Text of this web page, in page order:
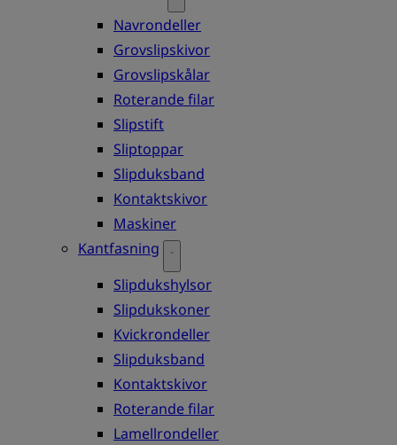
Navrondeller
Grovslipskivor
Grovslipskålar
Roterande filar
Slipstift
Sliptoppar
Slipduksband
Kontaktskivor
Maskiner
Kantfasning
Slipdukshylsor
Slipdukskoner
Kvickrondeller
Slipduksband
Kontaktskivor
Roterande filar
Lamellrondeller